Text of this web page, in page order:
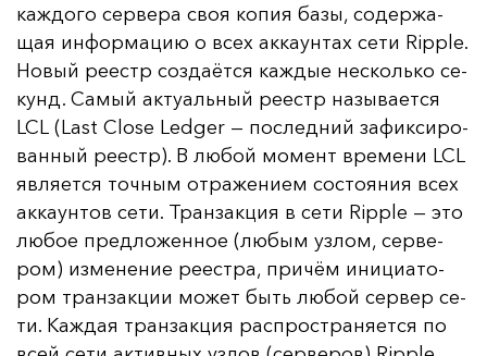
каж­до­го сер­ве­ра своя ко­пия ба­зы, со­дер­жа­
щая ин­фор­ма­цию о всех ак­ка­ун­тах се­ти Ripple.
Но­вый ре­естр соз­да­ёт­ся каж­дые нес­коль­ко се­
кунд. Са­мый ак­ту­аль­ный ре­естр на­зы­ва­ет­ся
LCL (Last Close Ledger — пос­лед­ний за­фик­си­ро­
ван­ный ре­естр). В лю­бой мо­мент вре­ме­ни LCL
яв­ля­ет­ся точ­ным от­ра­же­ни­ем сос­то­яния всех
ак­ка­ун­тов се­ти. Тран­зак­ция в се­ти Ripple — это
лю­бое пред­ло­жен­ное (лю­бым уз­лом, сер­ве­
ром) из­ме­не­ние ре­ес­тра, при­чём ини­ци­ато­
ром тран­зак­ции мо­жет быть лю­бой сер­вер се­
ти. Каж­дая тран­зак­ция рас­прос­тра­ня­ет­ся по